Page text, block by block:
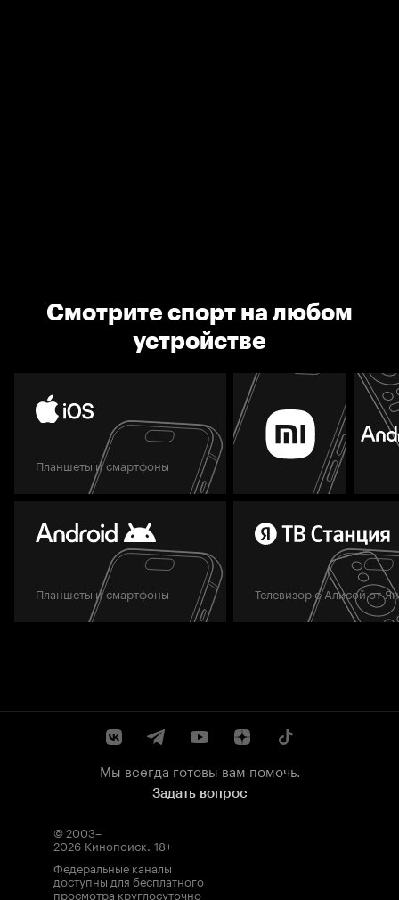
Смотрите спорт на любом
устройстве
Планшеты и смартфоны
Планшеты и смартфоны Телевизор с Алисой от
Мы всегда готовы вам помочь.
Задать вопрос
© 2003–
2026 Кинопоиск. 18+
Федеральные каналы
доступны для бесплатного
просмотра круглосуточно